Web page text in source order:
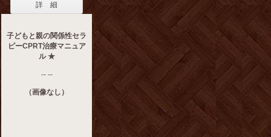
詳 細
子どもと親の関係性セラ
ピーCPRT治療マニュア
ル ★
-- --
（画像なし）